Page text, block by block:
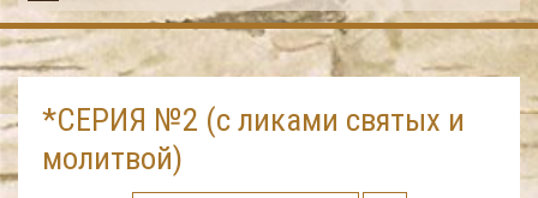
*СЕРИЯ №2 (с ликами святых и
молитвой)